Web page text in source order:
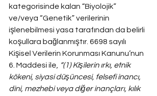
kategorisinde kalan “Biyolojik”
ve/veya “Genetik” verilerinin
işlenebilmesi yasa tarafından da belirli
koşullara bağlanmıştır. 6698 sayılı
Kişisel Verilerin Korunması Kanunu’nun
6. Maddesi ile,
“(1) Kişilerin ırkı, etnik
kökeni, siyasi düşüncesi, felsefi inancı,
dini, mezhebi veya diğer inançları, kılık